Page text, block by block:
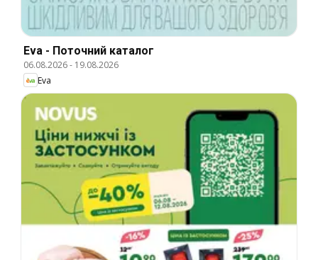
Eva - Поточний каталог
06.08.2026- 19.08.2026
Eva